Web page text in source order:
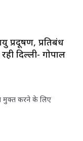
प्रदूषण, प्रतिबंध
दिल्ली- गोपाल
मुक्त करने के लिए